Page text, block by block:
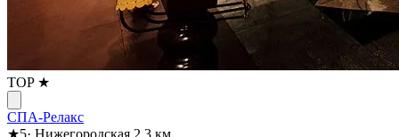
TOP ★
СПА-Релакс
★5· Нижегородская 2.3 км